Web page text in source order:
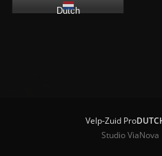
Dutch
Velp-Zuid Pro
Studio ViaNova